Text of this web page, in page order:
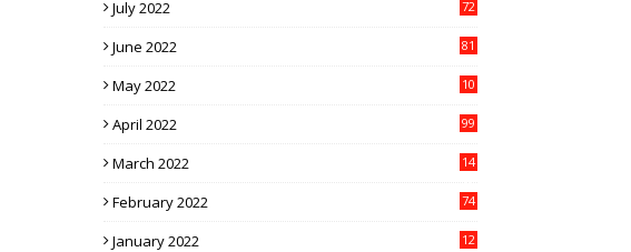
July 2022 72
June 2022 81
May 2022
10
April 2022 99
March 2022
14
February 2022 74
January 2022
12